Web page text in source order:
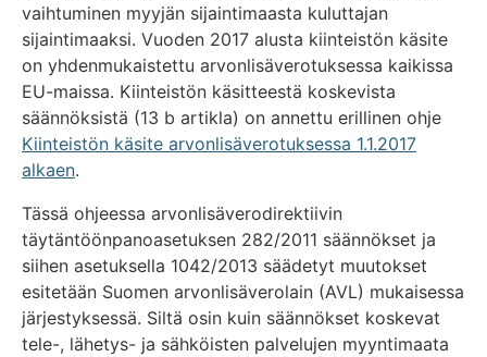
vaihtuminen myyjän sijaintimaasta kuluttajan
sijaintimaaksi. Vuoden 2017 alusta kiinteistön käsite
on yhdenmukaistettu arvonlisäverotuksessa kaikissa
EU-maissa. Kiinteistön käsitteestä koskevista
säännöksistä (13 b artikla) on annettu erillinen ohje
Kiinteistön käsite arvonlisäverotuksessa 1.1.2017
alkaen.
Tässä ohjeessa arvonlisäverodirektiivin
täytäntöönpanoasetuksen 282/2011 säännökset ja
siihen asetuksella 1042/2013 säädetyt muutokset
esitetään Suomen arvonlisäverolain (AVL) mukaisessa
järjestyksessä. Siltä osin kuin säännökset koskevat
tele-, lähetys- ja sähköisten palvelujen myyntimaata